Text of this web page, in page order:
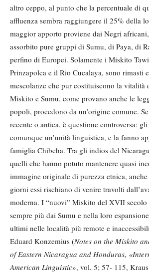
altro ceppo, al punto che la percentuale di
affluenza sembra raggiungere il 25% della
maggior apporto proviene dai Negri
assorbito pure gruppi di Sumu, di Paya, di
perfino di Europei. Solamente i Miskito
Prinzapolca e il Rio Cucalaya, sono rimasti
mescolanze che pur costituiscono la vitalità
Miskito e Sumu, come provano anche le
popoli, procedono da un’origine comune.
recente o antica, è questione controversa:
comunque un’unità linguistica, e la fanno
famiglia Chibcha. Tra gli indios del
quelli che hanno potuto mantenere quasi
immagine originale di purezza etnica,
giorni essi rischiano di venire travolti
moderna. I “nuovi” Miskito del XVII secolo
sempre più dai Sumu e nella loro
ultimi nelle località più remote e
Eduard Konzemius (Notes on the Miskito
of Eastern Nicaragua and Honduras,
American Linguistic», vol. 5; 57- 115,